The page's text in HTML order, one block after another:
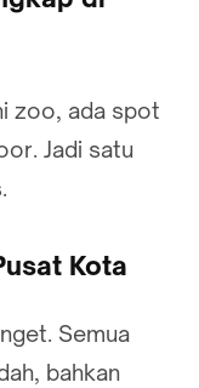
zoo, ada spot
Jadi satu
Kota
Semua
bahkan